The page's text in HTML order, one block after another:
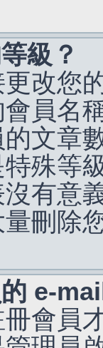
級？
改您
員名
文章
殊等
有意
刪除
e-
會員